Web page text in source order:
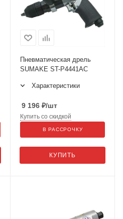
Пневматическая дрель
SUMAKE ST-P4441AC
Характеристики
9 196 ₽/шт
КУПИТЬ
Купить со скидкой
В РАССРОЧКУ